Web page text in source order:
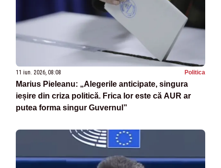
11 iun. 2026, 08:08 Politica
Marius Pieleanu: „Alegerile anticipate, singura
ieșire din criza politică. Frica lor este că AUR ar
putea forma singur Guvernul”